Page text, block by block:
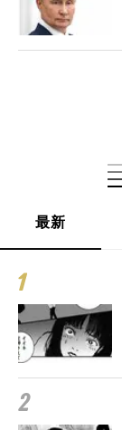
最新